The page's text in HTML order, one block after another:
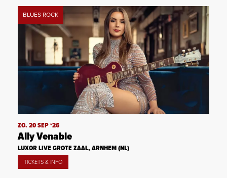
BLUES ROCK
ZO. 20 SEP ‘26
Ally Venable
LUXOR LIVE GROTE ZAAL, ARNHEM (NL)
TICKETS & INFO